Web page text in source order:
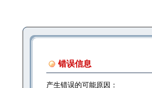
错误信息
产生错误的可能原因：